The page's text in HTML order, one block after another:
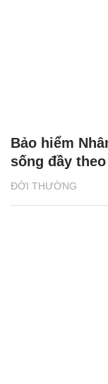
ĐỜI THƯỜNG
Bảo hiểm
sống đầy